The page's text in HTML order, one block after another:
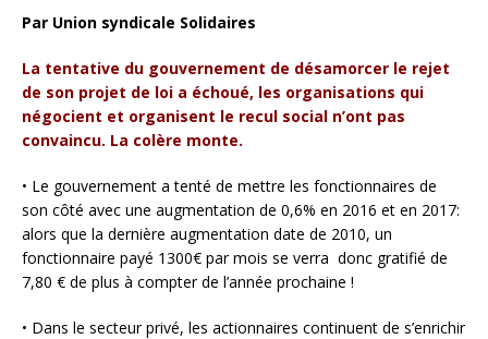
Par Union syndicale Solidaires
La tentative du gouvernement de désamorcer le rejet
de son projet de loi a échoué, les organisations qui
négocient et organisent le recul social n’ont pas
convaincu. La colère monte.
• Le gouvernement a tenté de mettre les fonctionnaires de
son côté avec une augmentation de 0,6% en 2016 et en 2017:
alors que la dernière augmentation date de 2010, un
fonctionnaire payé 1300€ par mois se verra donc gratifié de
7,80 € de plus à compter de l’année prochaine !
• Dans le secteur privé, les actionnaires continuent de s’enrichir